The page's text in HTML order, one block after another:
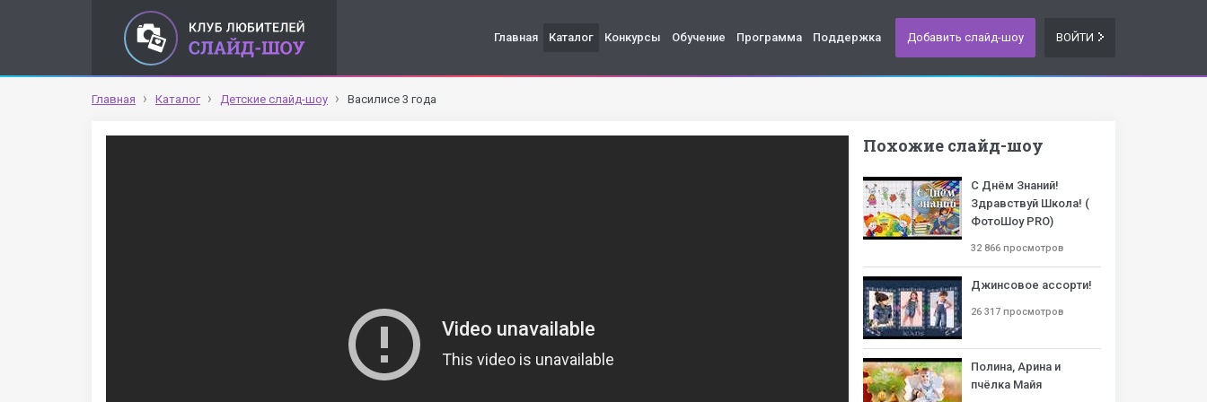
Главная Каталог Конкурсы Обучение Программа Поддержка Добавить слайд-шоу ВОЙТИ
Главная Каталог Детские слайд-шоу Василисе 3 года
Похожие слайд-шоу
С Днём Знаний!
Здравствуй Школа! (
ФотоШоу PRO)
32 866 просмотров
Джинсовое ассорти!
26 317 просмотров
Полина, Арина и
пчёлка Майя